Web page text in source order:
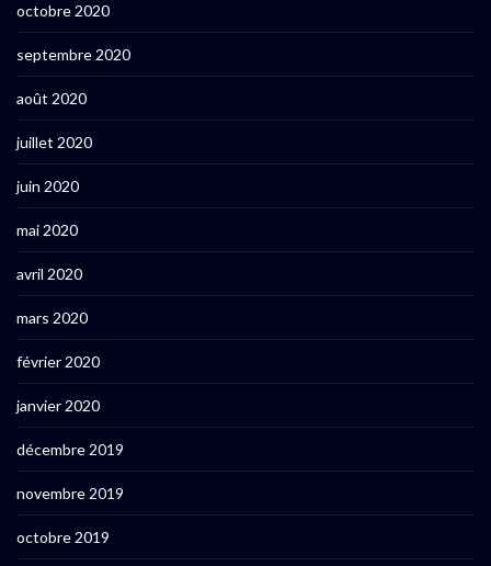
octobre 2020
septembre 2020
août 2020
juillet 2020
juin 2020
mai 2020
avril 2020
mars 2020
février 2020
janvier 2020
décembre 2019
novembre 2019
octobre 2019